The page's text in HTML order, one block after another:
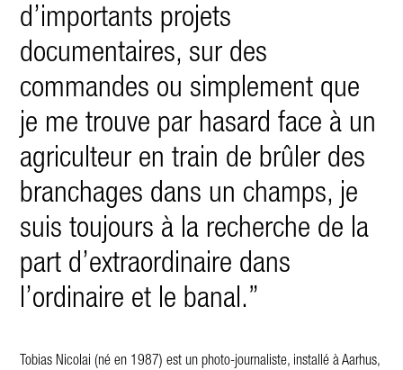
d’importants projets
documentaires, sur des
commandes ou simplement que
je me trouve par hasard face à un
agriculteur en train de brûler des
branchages dans un champs, je
suis toujours à la recherche de la
part d’extraordinaire dans
l’ordinaire et le banal.”
Tobias Nicolai (né en 1987) est un photo-journaliste, installé à Aarhus,